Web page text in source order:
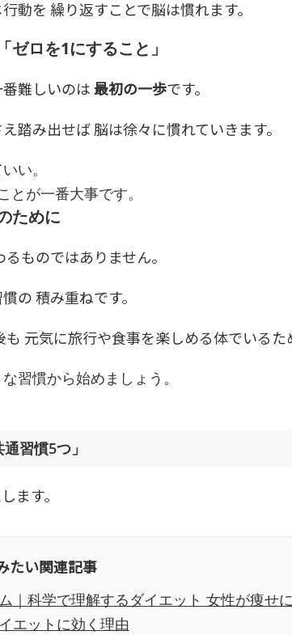
動を 繰り返すことで脳は慣れます。
ゼロを1にすること」
難しいのは最初の一歩です。
踏み出せば 脳は徐々に慣れていきます。
い。
とが一番大事です。
ために
ものではありません。
の 積み重ねです。
元気に旅行や食事を楽しめる体でいるた
習慣から始めましょう。
習慣5つ」
ます。
たい関連記事
｜科学で理解するダイエット 女性が痩せ
エットに効く理由